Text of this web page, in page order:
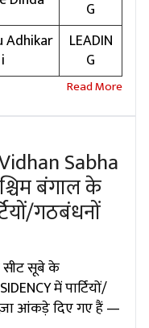
G
Adhikar
i
LEADIN
G
Sabha
बंगाल के
गठबंधनों
सीट सूबे के
में पार्टियों/
आंकड़े दिए गए हैं —